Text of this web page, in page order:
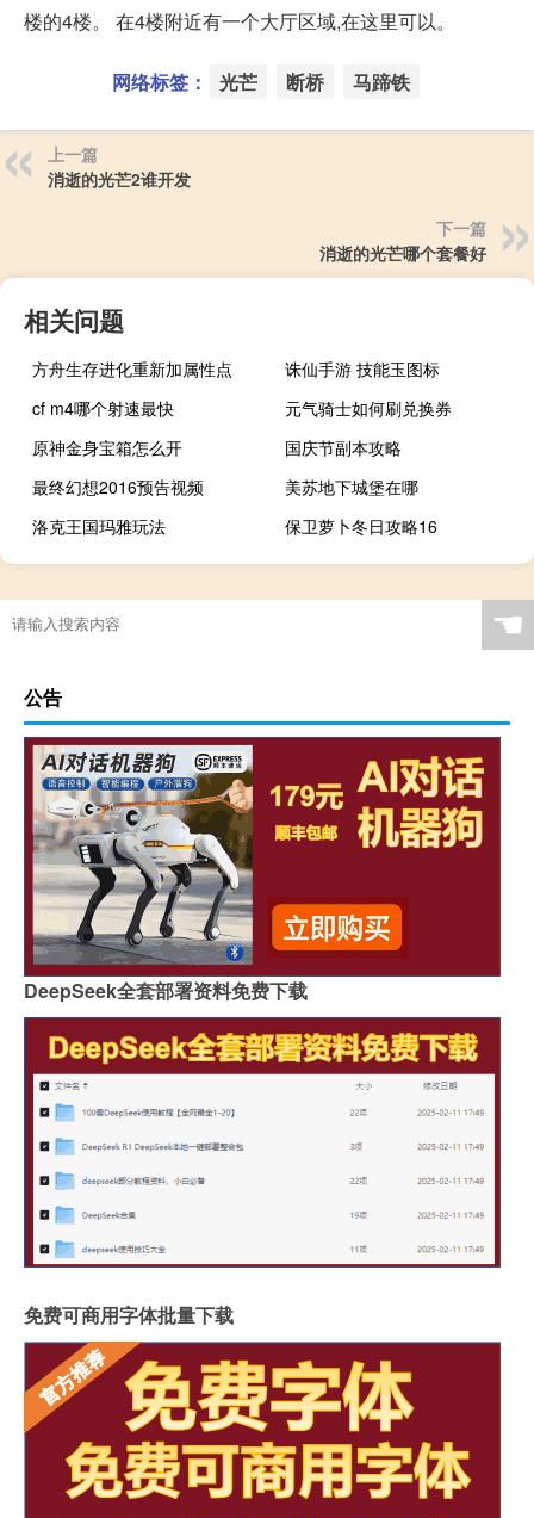
楼的4楼。 在4楼附近有一个大厅区域,在这里可以。
网络标签： 光芒 断桥 马蹄铁
上一篇
消逝的光芒2谁开发
下一篇
消逝的光芒哪个套餐好
相关问题
方舟生存进化重新加属性点
诛仙手游 技能玉图标
cf m4哪个射速最快
元气骑士如何刷兑换券
原神金身宝箱怎么开
国庆节副本攻略
最终幻想2016预告视频
美苏地下城堡在哪
洛克王国玛雅玩法
保卫萝卜冬日攻略16
☚
公告
DeepSeek全套部署资料免费下载
免费可商用字体批量下载